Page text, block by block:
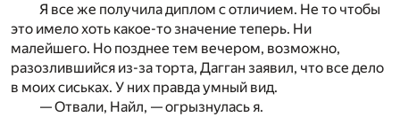
Я все же получила диплом с отличием. Не то чтобы
это имело хоть какое-то значение теперь. Ни
малейшего. Но позднее тем вечером, возможно,
разозлившийся из-за торта, Дагган заявил, что все дело
в моих сиськах. У них правда умный вид.
— Отвали, Найл, — огрызнулась я.